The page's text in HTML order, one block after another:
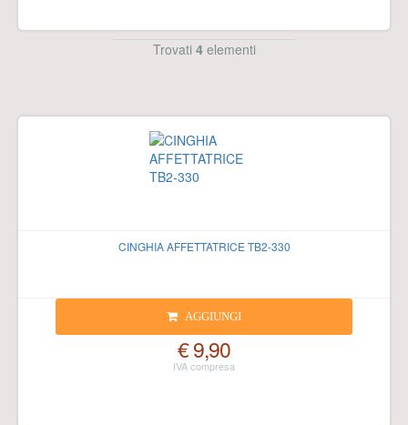
Trovati 4elementi
CINGHIA AFFETTATRICE TB2-330
AGGIUNGI
€ 9,90